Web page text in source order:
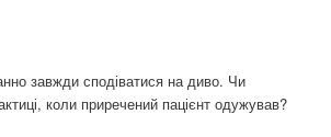
завжди сподіватися на диво. Чи
коли приречений пацієнт одужував?